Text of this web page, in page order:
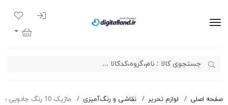
ورود به
لیست
سبد خرید
صفحه اصلی لوازم تحریر نقاشی و رنگ‌آمیزی ماژیک 10 رنگ جادویی بیک کیدز